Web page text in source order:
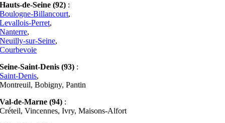
Hauts-de-Seine (92) :
Boulogne-Billancourt,
Levallois-Perret,
Nanterre,
Neuilly-sur-Seine,
Courbevoie
Seine-Saint-Denis (93) :
Saint-Denis,
Montreuil, Bobigny, Pantin
Val-de-Marne (94) :
Créteil, Vincennes, Ivry, Maisons-Alfort